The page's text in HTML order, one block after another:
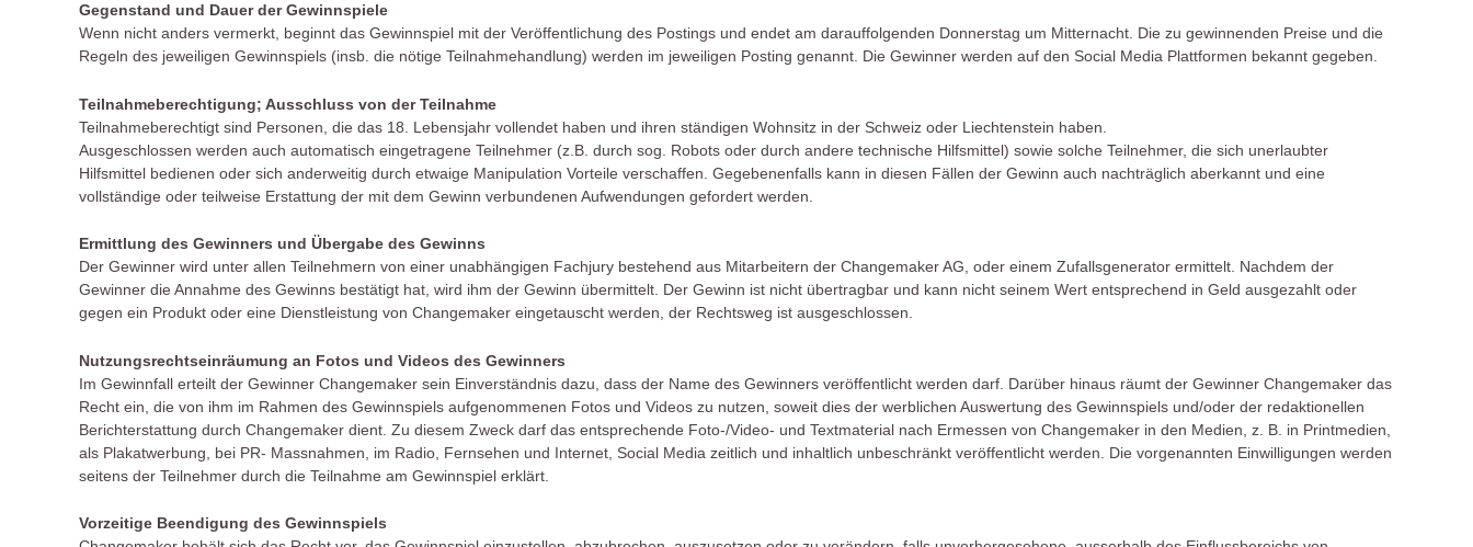
Gegenstand und Dauer der Gewinnspiele
Wenn nicht anders vermerkt, beginnt das Gewinnspiel mit der Veröffentlichung des Postings und endet am darauffolgenden Donnerstag um Mitternacht. Die zu gewinnenden Preise und die
Regeln des jeweiligen Gewinnspiels (insb. die nötige Teilnahmehandlung) werden im jeweiligen Posting genannt. Die Gewinner werden auf den Social Media Plattformen bekannt gegeben.
Teilnahmeberechtigung; Ausschluss von der Teilnahme
Teilnahmeberechtigt sind Personen, die das 18. Lebensjahr vollendet haben und ihren ständigen Wohnsitz in der Schweiz oder Liechtenstein haben.
Ausgeschlossen werden auch automatisch eingetragene Teilnehmer (z.B. durch sog. Robots oder durch andere technische Hilfsmittel) sowie solche Teilnehmer, die sich unerlaubter
Hilfsmittel bedienen oder sich anderweitig durch etwaige Manipulation Vorteile verschaffen. Gegebenenfalls kann in diesen Fällen der Gewinn auch nachträglich aberkannt und eine
vollständige oder teilweise Erstattung der mit dem Gewinn verbundenen Aufwendungen gefordert werden.
Ermittlung des Gewinners und Übergabe des Gewinns
Der Gewinner wird unter allen Teilnehmern von einer unabhängigen Fachjury bestehend aus Mitarbeitern der Changemaker AG, oder einem Zufallsgenerator ermittelt. Nachdem der
Gewinner die Annahme des Gewinns bestätigt hat, wird ihm der Gewinn übermittelt. Der Gewinn ist nicht übertragbar und kann nicht seinem Wert entsprechend in Geld ausgezahlt oder
gegen ein Produkt oder eine Dienstleistung von Changemaker eingetauscht werden, der Rechtsweg ist ausgeschlossen.
Nutzungsrechtseinräumung an Fotos und Videos des Gewinners
Im Gewinnfall erteilt der Gewinner Changemaker sein Einverständnis dazu, dass der Name des Gewinners veröffentlicht werden darf. Darüber hinaus räumt der Gewinner Changemaker das
Recht ein, die von ihm im Rahmen des Gewinnspiels aufgenommenen Fotos und Videos zu nutzen, soweit dies der werblichen Auswertung des Gewinnspiels und/oder der redaktionellen
Berichterstattung durch Changemaker dient. Zu diesem Zweck darf das entsprechende Foto-/Video- und Textmaterial nach Ermessen von Changemaker in den Medien, z. B. in Printmedien,
als Plakatwerbung, bei PR- Massnahmen, im Radio, Fernsehen und Internet, Social Media zeitlich und inhaltlich unbeschränkt veröffentlicht werden. Die vorgenannten Einwilligungen werden
seitens der Teilnehmer durch die Teilnahme am Gewinnspiel erklärt.
Vorzeitige Beendigung des Gewinnspiels